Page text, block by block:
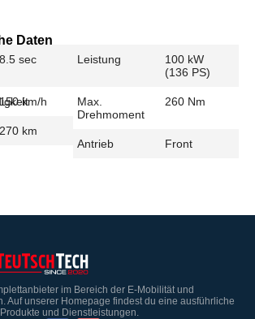
Daten
8.5 sec
km/h
270 km
Leistung
100 kW
(136 PS)
Max.
Drehmoment
260 Nm
Antrieb Front
im Bereich der E-Mobilität und
Auf unserer Homepage findest du eine ausführliche
und Dienstleistungen.